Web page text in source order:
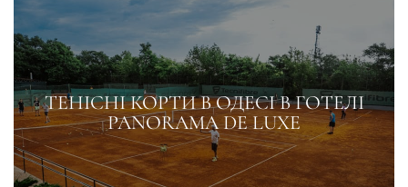
ТЕНІСНІ КОРТИ В ОДЕСІ В ГОТЕЛІ
PANORAMA DE LUXE